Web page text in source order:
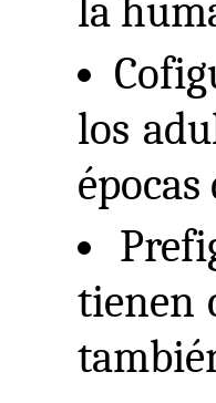
la
los
tienen